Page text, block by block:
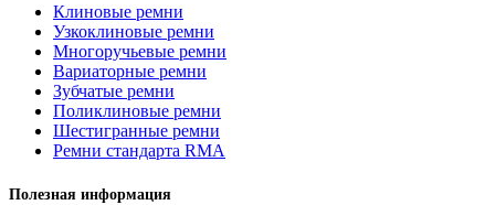
Клиновые ремни
Узкоклиновые ремни
Многоручьевые ремни
Вариаторные ремни
Зубчатые ремни
Поликлиновые ремни
Шестигранные ремни
Ремни стандарта RMA
Полезная информация